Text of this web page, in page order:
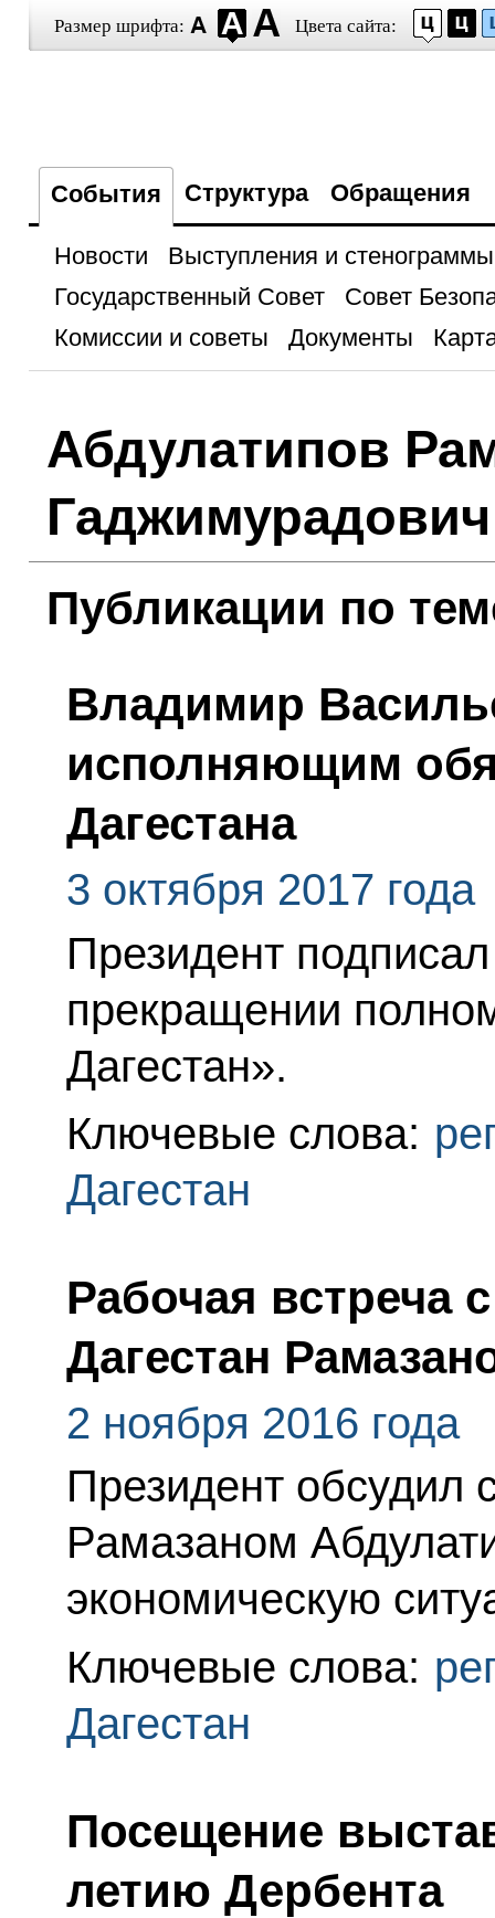
Размер шрифта: Цвета сайта:
События Структура Обращения
Новости
Выступления и стенограммы
Государственный Совет
Совет
Комиссии и советы
Документы
Абдулатипов
Гаджимурадович
Публикации по
Владимир
исполняющим
Дагестана
3 октября 2017 года
Президент
прекращении
Дагестан».
Ключевые слова:
Дагестан
Рабочая встреча
Дагестан
2 ноября 2016 года
Президент обсудил
Рамазаном
экономическую
Ключевые слова:
Дагестан
Посещение
летию Дербента